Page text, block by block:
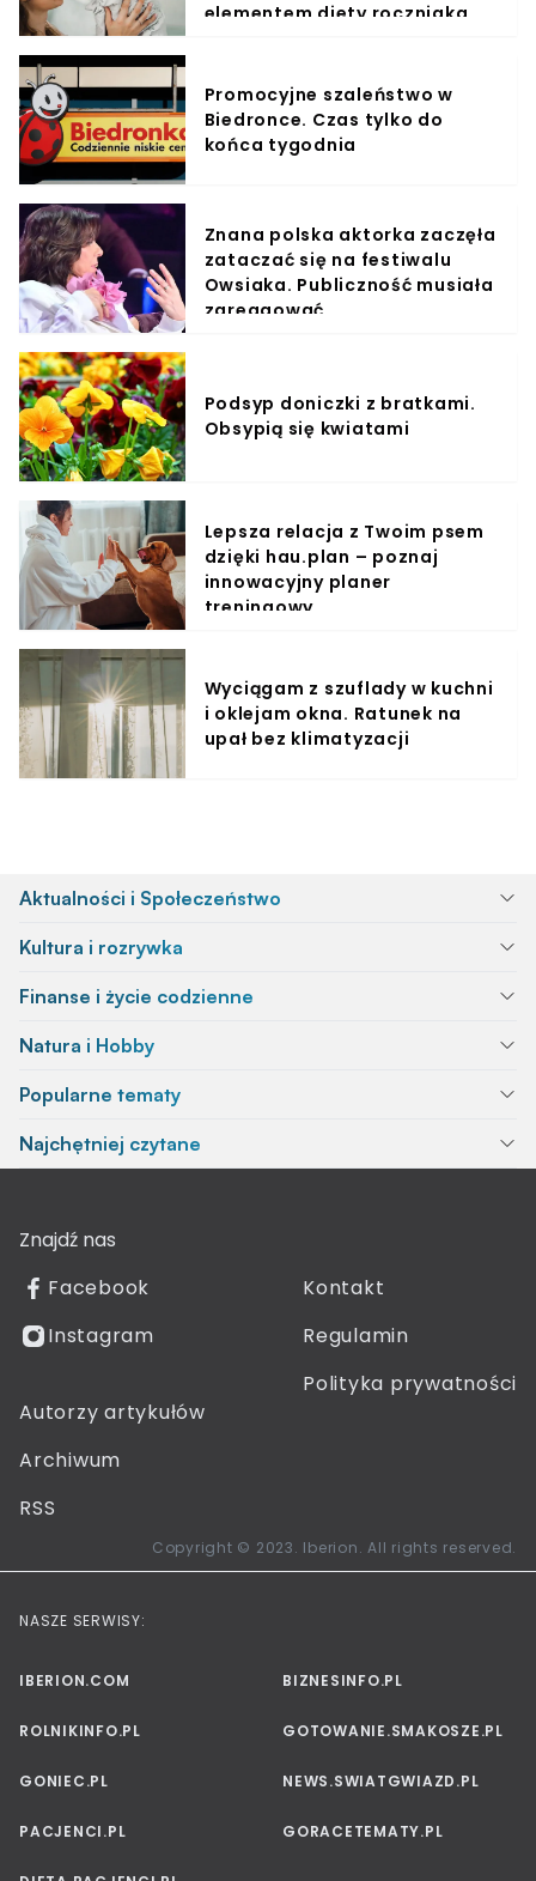
elementem diety roczniaka
Promocyjne szaleństwo w
Biedronce. Czas tylko do
końca tygodnia
Znana polska aktorka zaczęła
zataczać się na festiwalu
Owsiaka. Publiczność musiała
zareagować
Podsyp doniczki z bratkami.
Obsypią się kwiatami
Lepsza relacja z Twoim psem
dzięki hau.plan – poznaj
innowacyjny planer
treningowy
Wyciągam z szuflady w kuchni
i oklejam okna. Ratunek na
upał bez klimatyzacji
Aktualności i Społeczeństwo
Kultura i rozrywka
Finanse i życie codzienne
Natura i Hobby
Popularne tematy
Najchętniej czytane
Znajdź nas
Facebook
Instagram
Kontakt
Regulamin
Polityka prywatności
Autorzy artykułów
Archiwum
RSS
Copyright © 2023. Iberion. All rights reserved.
NASZE SERWISY:
IBERION.COM BIZNESINFO.PL
ROLNIKINFO.PL GOTOWANIE.SMAKOSZE.PL
GONIEC.PL NEWS.SWIATGWIAZD.PL
PACJENCI.PL GORACETEMATY.PL